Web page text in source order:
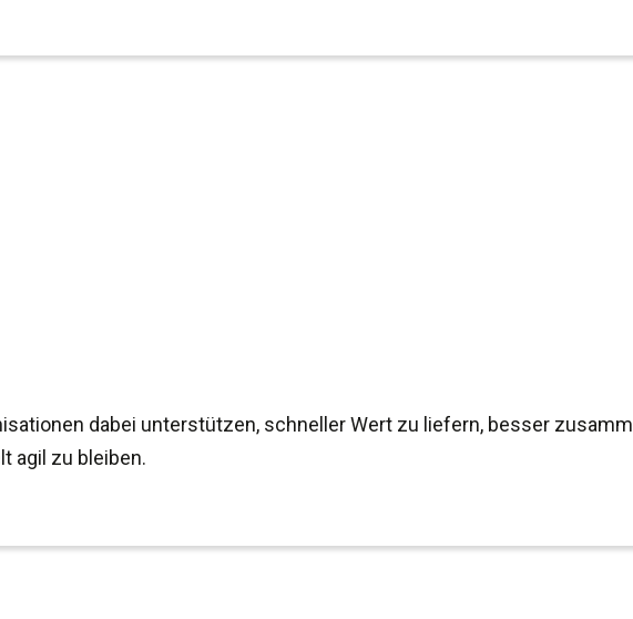
dabei unterstützen, schneller Wert zu liefern, besser
agil zu bleiben.